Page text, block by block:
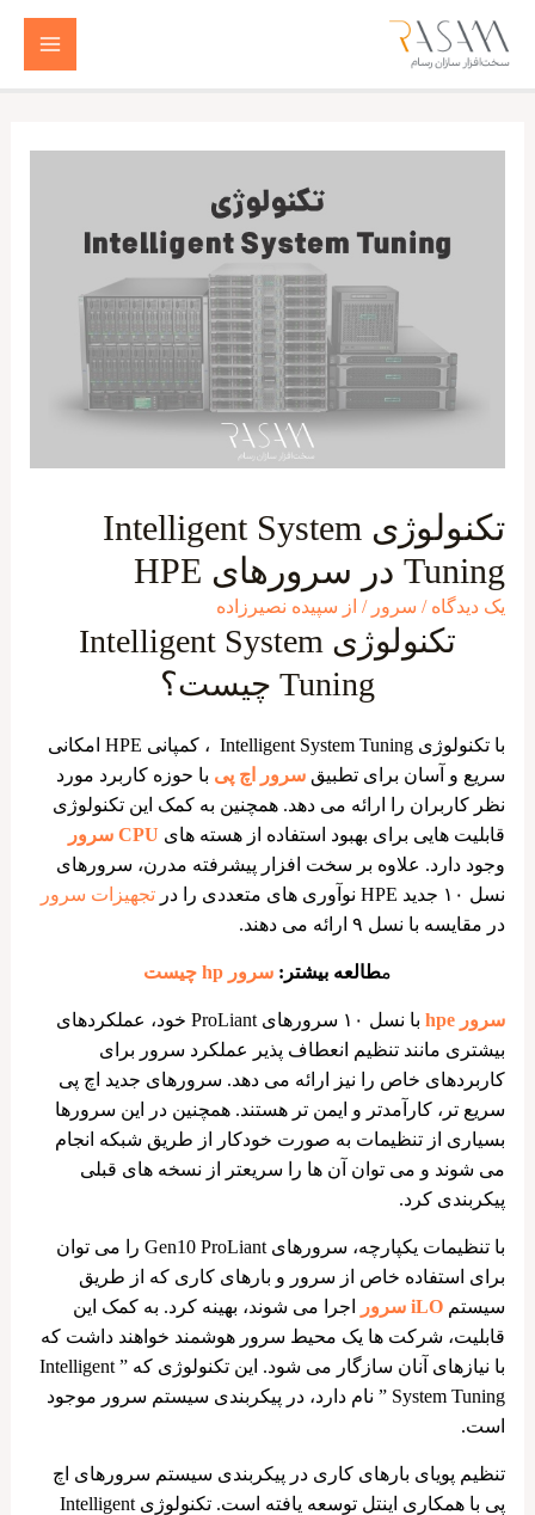
Main
تکنولوژی Intelligent System
Tuning در سرورهای HPE
یک دیدگاه / سرور / از سپیده نصیرزاده
تکنولوژی Intelligent System
Tuning چیست؟
با تکنولوژی Intelligent System Tuning ، کمپانی HPE امکانی
سریع و آسان برای تطبیق سرور اچ پی با حوزه کاربرد مورد
نظر کاربران را ارائه می ‌دهد. همچنین به کمک این تکنولوژی
قابلیت‌ هایی برای بهبود استفاده از هسته‌ های CPU سرور
وجود دارد. علاوه بر سخت افزار پیشرفته مدرن، سرورهای
نسل ۱۰ جدید HPE نوآوری های متعددی را در
تجهیزات سرور
در مقایسه با نسل ۹ ارائه می دهند.
مطالعه بیشتر: سرور hp چیست
سرور hpe
با نسل ۱۰ سرورهای ProLiant خود، عملکردهای
بیشتری مانند تنظیم انعطاف پذیر عملکرد سرور برای
کاربردهای خاص را نیز ارائه می دهد. سرورهای جدید اچ پی
سریع تر، کارآمدتر و ایمن تر هستند. همچنین در این سرورها
بسیاری از تنظیمات به صورت خودکار از طریق شبکه انجام
می شوند و می توان آن ها را سریعتر از نسخه های قبلی
پیکربندی کرد.
با تنظیمات یکپارچه، سرورهای Gen10 ProLiant را می توان
برای استفاده خاص از سرور و بارهای کاری که از طریق
سیستم iLO سرور
اجرا می ‌شوند، بهینه کرد. به کمک این
قابلیت، شرکت ‌ها یک محیط سرور هوشمند خواهند داشت که
با نیازهای آنان سازگار می ‌شود. این تکنولوژی که ” Intelligent
System Tuning ” نام دارد، در پیکربندی سیستم سرور موجود
است.
تنظیم پویای بارهای کاری در پیکربندی سیستم سرورهای اچ
پی با همکاری اینتل توسعه یافته است. تکنولوژی Intelligent